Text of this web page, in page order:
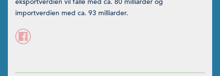
importverdien med ca. 93 milliarder.